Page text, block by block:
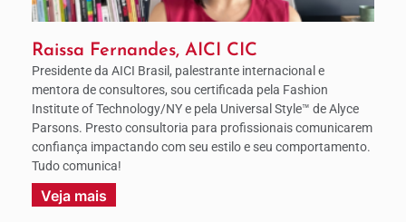
Raissa Fernandes, AICI CIC
Presidente da AICI Brasil, palestrante internacional e
mentora de consultores, sou certificada pela Fashion
Institute of Technology/NY e pela Universal Style™ de Alyce
Parsons. Presto consultoria para profissionais comunicarem
confiança impactando com seu estilo e seu comportamento.
Tudo comunica!
Veja mais